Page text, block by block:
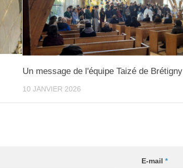
Un message de l'équipe Taizé de Brétigny
10 JANVIER 2026
E-mail*